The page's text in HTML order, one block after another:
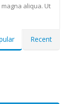
aliqua. Ut
Recent